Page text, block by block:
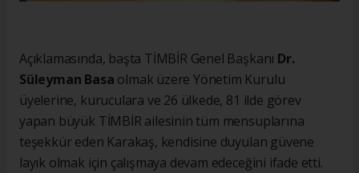
Açıklamasında, başta TİMBİR Genel Başkanı Dr.
Süleyman Basa olmak üzere Yönetim Kurulu
üyelerine, kuruculara ve 26 ülkede, 81 ilde görev
yapan büyük TİMBİR ailesinin tüm mensuplarına
teşekkür eden Karakaş, kendisine duyulan güvene
layık olmak için çalışmaya devam edeceğini ifade etti.